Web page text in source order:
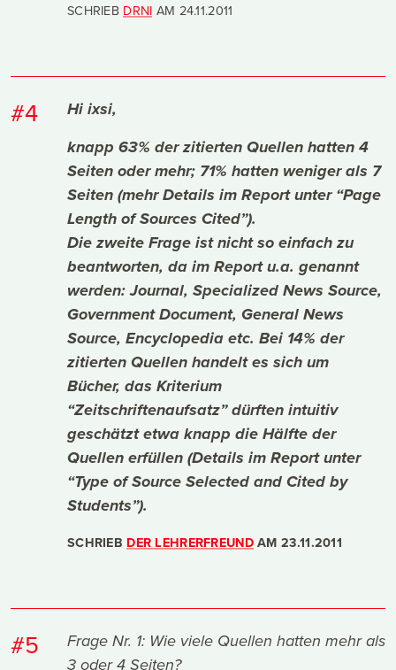
SCHRIEB DRNI AM 24.11.2011
#4
Hi ixsi,
knapp 63% der zitierten Quellen hatten 4
Seiten oder mehr; 71% hatten weniger als 7
Seiten (mehr Details im Report unter “Page
Length of Sources Cited”).
Die zweite Frage ist nicht so einfach zu
beantworten, da im Report u.a. genannt
werden: Journal, Specialized News Source,
Government Document, General News
Source, Encyclopedia etc. Bei 14% der
zitierten Quellen handelt es sich um
Bücher, das Kriterium
“Zeitschriftenaufsatz” dürften intuitiv
geschätzt etwa knapp die Hälfte der
Quellen erfüllen (Details im Report unter
“Type of Source Selected and Cited by
Students”).
SCHRIEB DER LEHRERFREUNDAM23.11.2011
#5
Frage Nr. 1: Wie viele Quellen hatten mehr als
3 oder 4 Seiten?